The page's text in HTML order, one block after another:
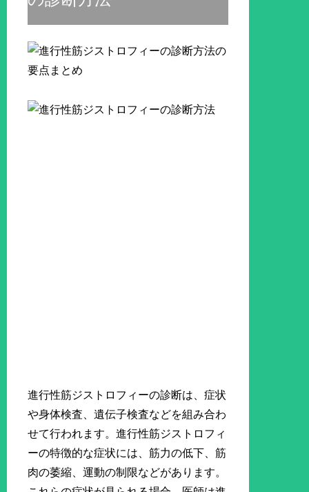
進行性筋ジストロフィーの診断は、症状
や身体検査、遺伝子検査などを組み合わ
せて行われます。進行性筋ジストロフィ
ーの特徴的な症状には、筋力の低下、筋
肉の萎縮、運動の制限などがあります。